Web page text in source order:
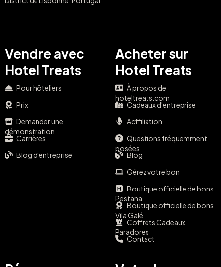
Vendre avec
Hotel Treats
Pour hôteliers
Prix
Demander une
démonstration
Carrières
Blog d'entreprise
Acheter sur
Hotel Treats
À propos de
hoteltreats.com
Cadeaux d'entreprise
Acffiliation
Questions fréquemment
posées
Blog
Gérez votre bon
Boutique officielle de bons
Pestana
Boutique officielle de bons
Vila Galé
Coffrets Cadeaux
Paradores
Contact